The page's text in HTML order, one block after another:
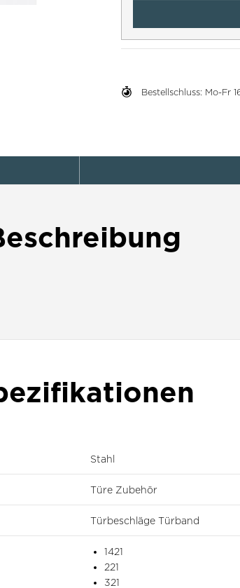
Bestellschluss: Mo-Fr
Stahl
Türe Zubehör
Türbeschläge Türband
1421
221
321